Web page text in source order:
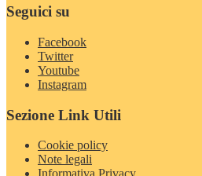
Seguici su
Facebook
Twitter
Youtube
Instagram
Sezione Link Utili
Cookie policy
Note legali